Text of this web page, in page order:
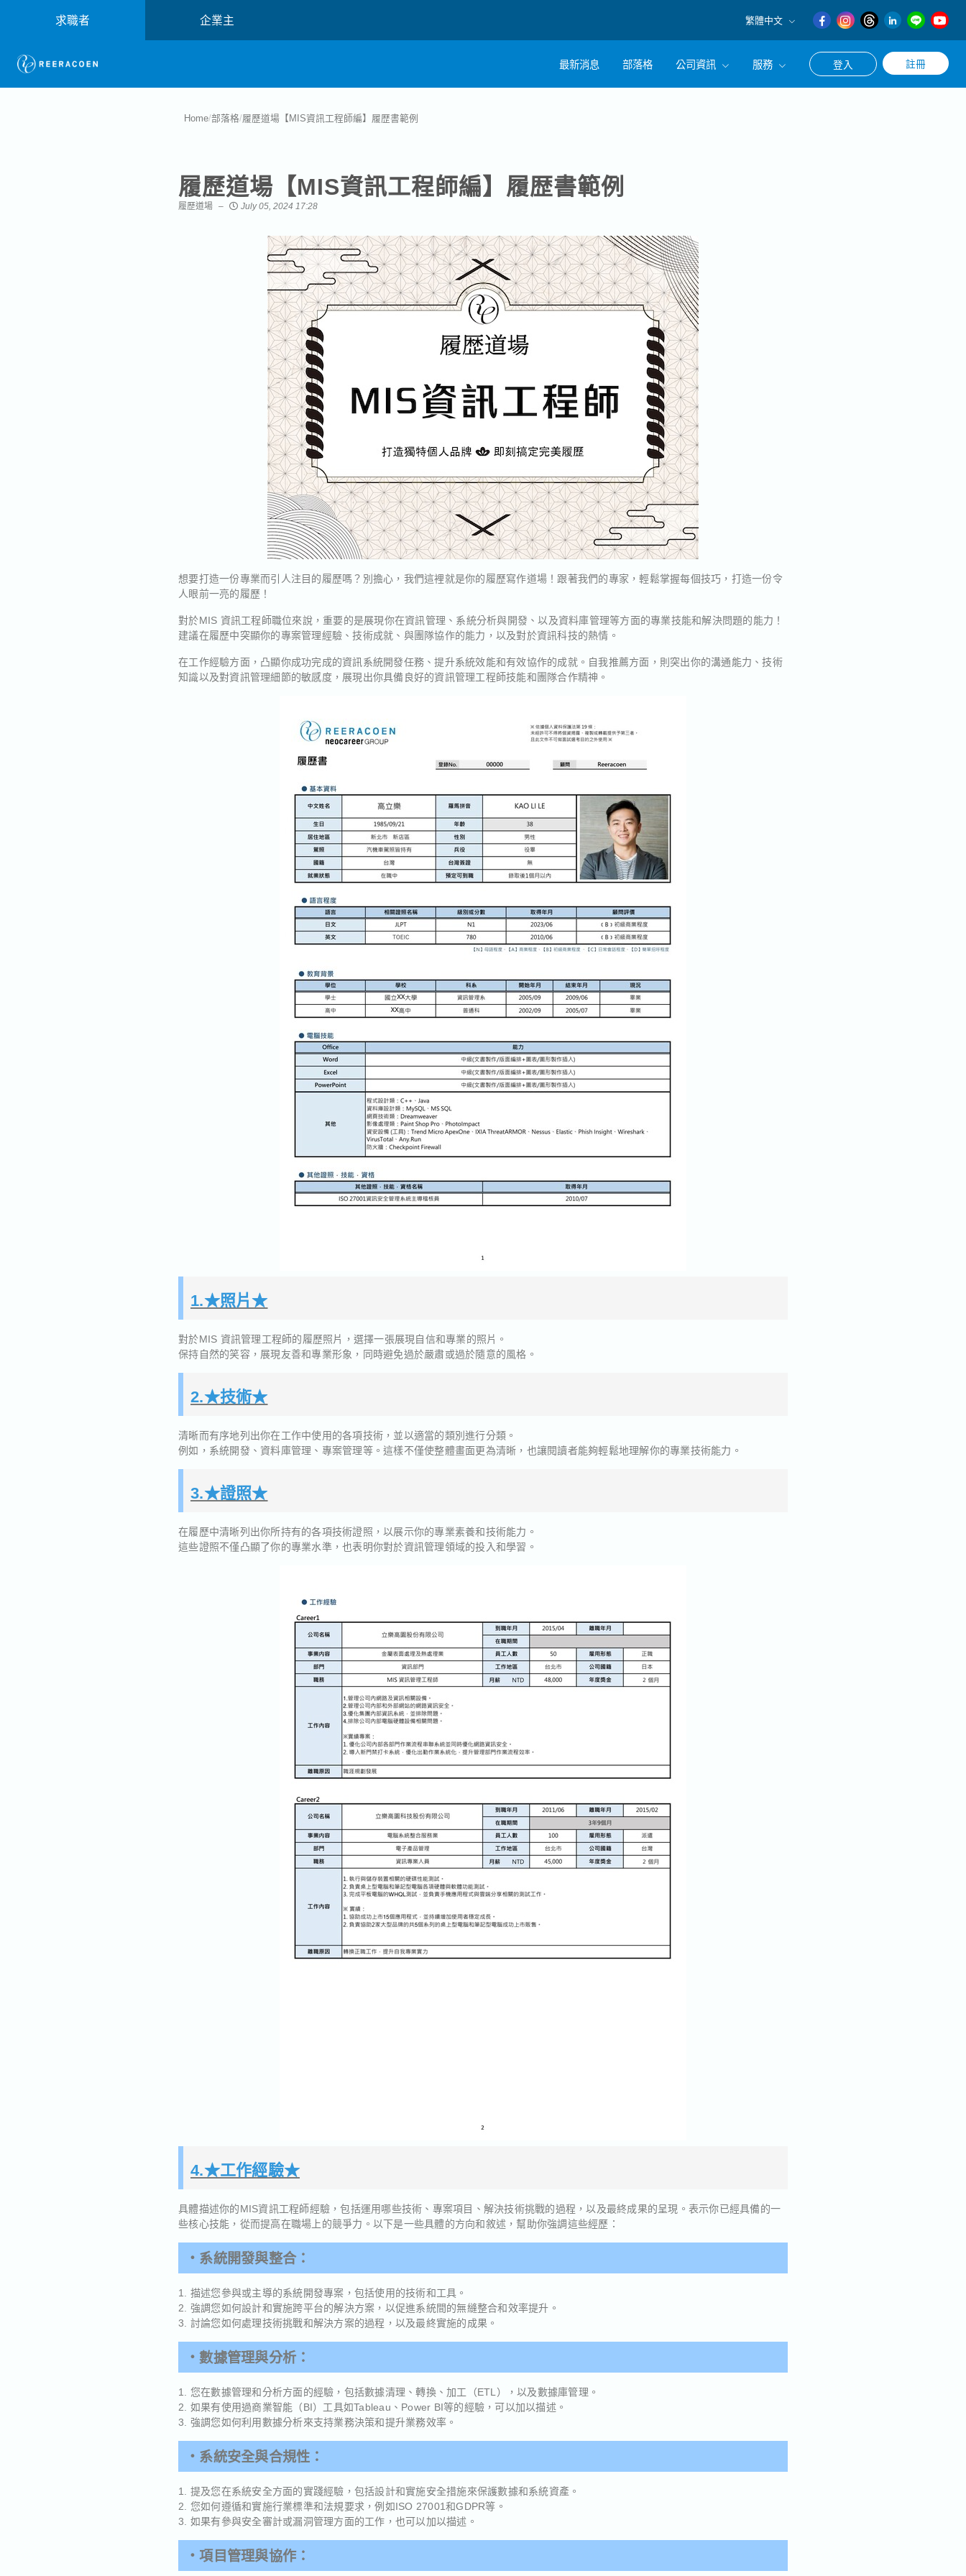
求職者 企業主 繁體中文
English
日本語
最新消息 部落格 公司資訊 服務 登入 註冊
Home/部落格/履歷道場【MIS資訊工程師編】履歴書範例
履歷道場【MIS資訊工程師編】履歴書範例
履歷道場 July 05, 2024 17:28
想要打造一份專業而引人注目的履歷嗎？別擔心，我們這裡就是你的履歷寫作道場！跟著我們的專家，輕鬆掌握每個技巧，打造一份令
人眼前一亮的履歷！
對於MIS 資訊工程師職位來說，重要的是展現你在資訊管理、系統分析與開發、以及資料庫管理等方面的專業技能和解決問題的能力！
建議在履歷中突顯你的專案管理經驗、技術成就、與團隊協作的能力，以及對於資訊科技的熱情。
在工作經驗方面，凸顯你成功完成的資訊系統開發任務、提升系統效能和有效協作的成就。自我推薦方面，則突出你的溝通能力、技術
知識以及對資訊管理細節的敏感度，展現出你具備良好的資訊管理工程師技能和團隊合作精神。
1.★照片★
對於MIS 資訊管理工程師的履歷照片，選擇一張展現自信和專業的照片。
保持自然的笑容，展現友善和專業形象，同時避免過於嚴肅或過於隨意的風格。
2.★技術★
清晰而有序地列出你在工作中使用的各項技術，並以適當的類別進行分類。
例如，系統開發、資料庫管理、專案管理等。這樣不僅使整體畫面更為清晰，也讓閱讀者能夠輕鬆地理解你的專業技術能力。
3.★證照★
在履歷中清晰列出你所持有的各項技術證照，以展示你的專業素養和技術能力。
這些證照不僅凸顯了你的專業水準，也表明你對於資訊管理領域的投入和學習。
4.★工作經驗★
具體描述你的MIS資訊工程師經驗，包括運用哪些技術、專案項目、解決技術挑戰的過程，以及最終成果的呈現。表示你已經具備的一
些核心技能，從而提高在職場上的競爭力。以下是一些具體的方向和敘述，幫助你強調這些經歷：
・系統開發與整合：
1. 描述您參與或主導的系統開發專案，包括使用的技術和工具。
2. 強調您如何設計和實施跨平台的解決方案，以促進系統間的無縫整合和效率提升。
3. 討論您如何處理技術挑戰和解決方案的過程，以及最終實施的成果。
・數據管理與分析：
1. 您在數據管理和分析方面的經驗，包括數據清理、轉換、加工（ETL），以及數據庫管理。
2. 如果有使用過商業智能（BI）工具如Tableau、Power BI等的經驗，可以加以描述。
3. 強調您如何利用數據分析來支持業務決策和提升業務效率。
・系統安全與合規性：
1. 提及您在系統安全方面的實踐經驗，包括設計和實施安全措施來保護數據和系統資產。
2. 您如何遵循和實施行業標準和法規要求，例如ISO 27001和GDPR等。
3. 如果有參與安全審計或漏洞管理方面的工作，也可以加以描述。
・項目管理與協作：